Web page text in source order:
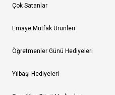
Çok Satanlar
Emaye Mutfak Ürünleri
Öğretmenler Günü Hediyeleri
Yılbaşı Hediyeleri